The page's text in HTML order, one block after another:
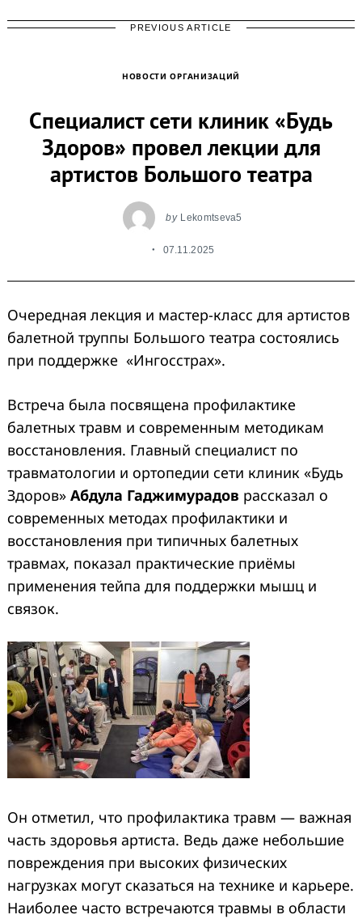
PREVIOUS ARTICLE
НОВОСТИ ОРГАНИЗАЦИЙ
Специалист сети клиник «Будь
Здоров» провел лекции для
артистов Большого театра
by Lekomtseva5
07.11.2025
Очередная лекция и мастер-класс для артистов
балетной труппы Большого театра состоялись
при поддержке «Ингосстрах».
Встреча была посвящена профилактике
балетных травм и современным методикам
восстановления. Главный специалист по
травматологии и ортопедии сети клиник «Будь
Здоров» Абдула Гаджимурадов рассказал о
современных методах профилактики и
восстановления при типичных балетных
травмах, показал практические приёмы
применения тейпа для поддержки мышц и
связок.
Он отметил, что профилактика травм — важная
часть здоровья артиста. Ведь даже небольшие
повреждения при высоких физических
нагрузках могут сказаться на технике и карьере.
Наиболее часто встречаются травмы в области